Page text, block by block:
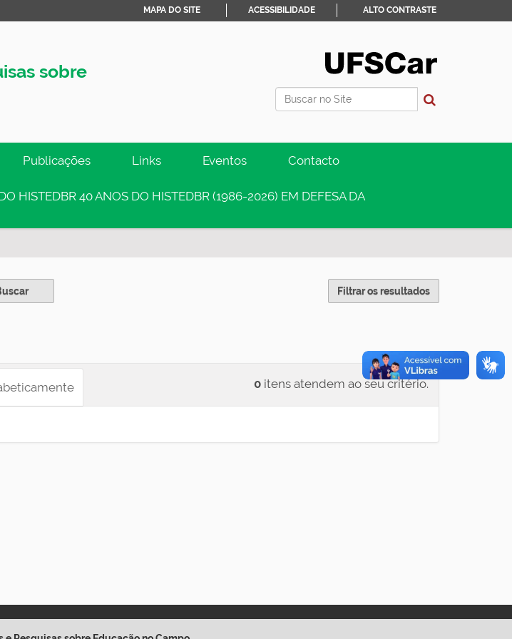
sobre
Busca
MAPA DO SITE ACESSIBILIDADE ALTO CONTRASTE
Publicações Links Eventos Contacto
HISTEDBR 40 ANOS DO HISTEDBR (1986-2026) EM DEFESA DA
Filtrar os resultados
0 itens atendem ao seu critério.